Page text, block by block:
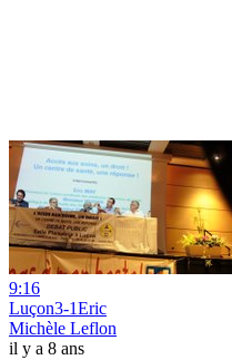
9:16
Luçon3-1Eric
Michèle Leflon
il y a 8 ans